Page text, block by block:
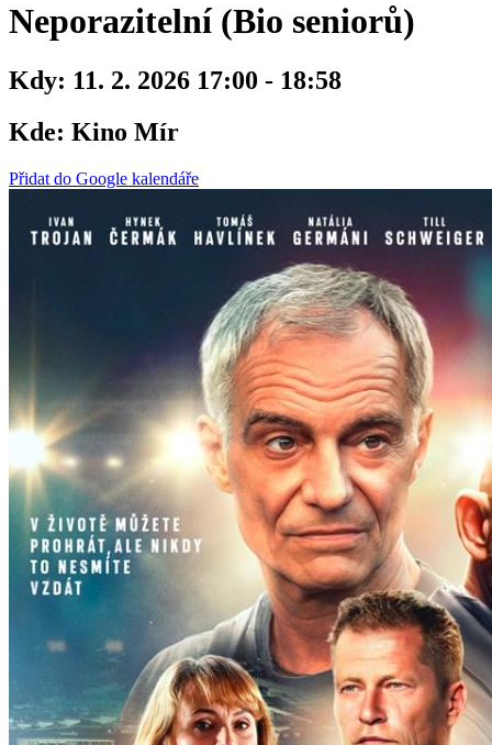
Neporazitelní (Bio seniorů)
Kdy: 11. 2. 2026 17:00 - 18:58
Kde: Kino Mír
Přidat do Google kalendáře